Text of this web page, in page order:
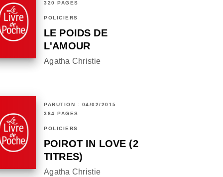
320 PAGES
POLICIERS
LE POIDS DE
L'AMOUR
Agatha Christie
PARUTION : 04/02/2015
384 PAGES
POLICIERS
POIROT IN LOVE (2
TITRES)
Agatha Christie